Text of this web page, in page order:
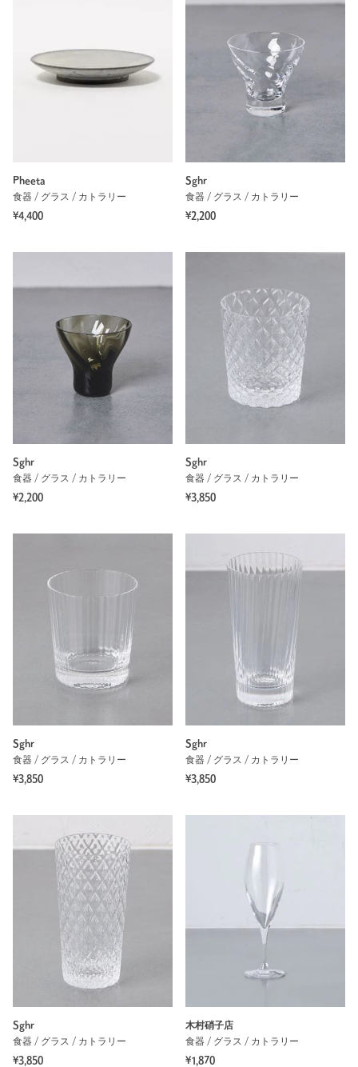
Pheeta
食器 / グラス / カトラリー
¥4,400
Sghr
食器 / グラス / カトラリー
¥2,200
Sghr
食器 / グラス / カトラリー
¥2,200
Sghr
食器 / グラス / カトラリー
¥3,850
Sghr
食器 / グラス / カトラリー
¥3,850
Sghr
食器 / グラス / カトラリー
¥3,850
Sghr
食器 / グラス / カトラリー
¥3,850
木村硝子店
食器 / グラス / カトラリー
¥1,870